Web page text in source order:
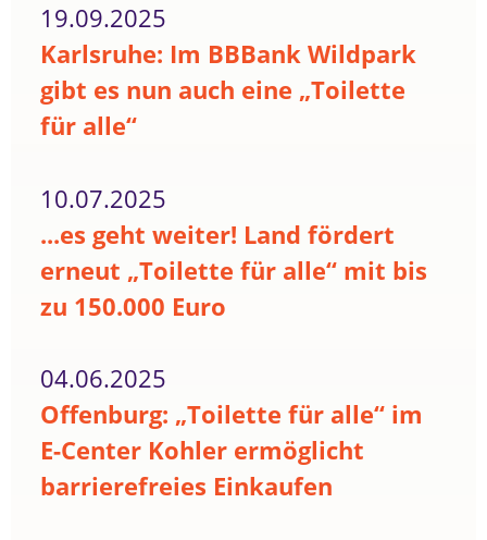
19.09.2025
Karlsruhe: Im BBBank Wildpark
gibt es nun auch eine „Toilette
für alle“
10.07.2025
...es geht weiter! Land fördert
erneut „Toilette für alle“ mit bis
zu 150.000 Euro
04.06.2025
Offenburg: „Toilette für alle“ im
E-Center Kohler ermöglicht
barrierefreies Einkaufen